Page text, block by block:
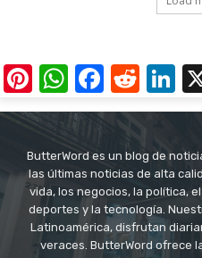
Pinterest
WhatsApp
ButterWord es un blog de
las últimas noticias de alta
vida, los negocios, la política,
deportes y la tecnología.
Latinoamérica, disfrutan
veraces. ButterWord ofrece